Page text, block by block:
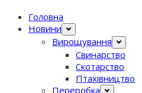
Головна
Новини
Вирощування
Свинарство
Скотарство
Птахівництво
Переробка